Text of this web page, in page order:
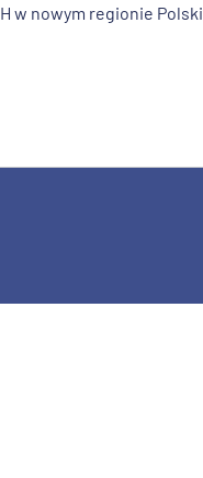
w nowym regionie Polski